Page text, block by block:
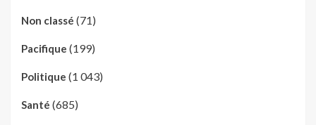
Non classé (71)
Pacifique (199)
Politique (1 043)
Santé (685)